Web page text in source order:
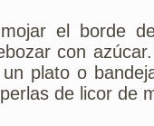
el borde
con
plato o
de licor de